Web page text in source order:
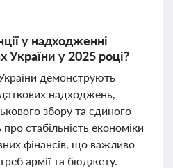
у надходженні
України у 2025 році?
демонструють
надходжень,
збору та єдиного
стабільність економіки
фінансів, що важливо
армії та бюджету.